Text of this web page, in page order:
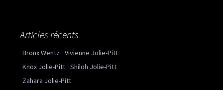
Articles récents
Bronx Wentz Vivienne Jolie-Pitt
Knox Jolie-Pitt Shiloh Jolie-Pitt
Zahara Jolie-Pitt